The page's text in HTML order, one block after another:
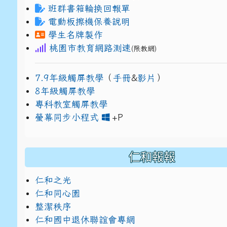
班群書箱輪換回報單
電動板擦機保養說明
學生名牌製作
桃園市教育網路測速 (限教網)
7.9年級觸屏教學 （ 手冊&影片 ）
8年級觸屏教學
專科教室觸屏教學
螢幕同步小程式
+Plink to https://
link to https://
仁和報報
仁和之光
仁和同心園
整潔秩序
仁和國中退休聯誼會專網